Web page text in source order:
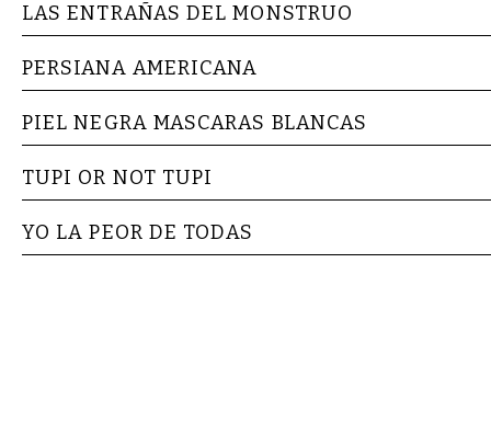
LAS ENTRAÑAS DEL MONSTRUO
PERSIANA AMERICANA
PIEL NEGRA MASCARAS BLANCAS
TUPI OR NOT TUPI
YO LA PEOR DE TODAS